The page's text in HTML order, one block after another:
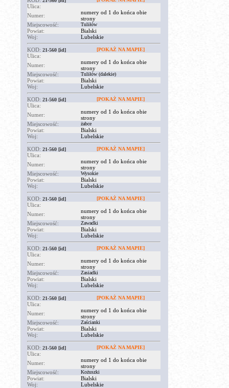
Ulica:
Numer:
numery od 1 do końca obie
strony
Miejscowość:
Tuliłów
Powiat:
Bialski
Woj:
Lubelskie
KOD: 21-560 [id] [POKAŻ NA MAPIE]
Ulica:
Numer:
numery od 1 do końca obie
strony
Miejscowość:
Tuliłów (dalekie)
Powiat:
Bialski
Woj:
Lubelskie
KOD: 21-560 [id] [POKAŻ NA MAPIE]
Ulica:
Numer:
numery od 1 do końca obie
strony
Miejscowość:
żabce
Powiat:
Bialski
Woj:
Lubelskie
KOD: 21-560 [id] [POKAŻ NA MAPIE]
Ulica:
Numer:
numery od 1 do końca obie
strony
Miejscowość:
Wysokie
Powiat:
Bialski
Woj:
Lubelskie
KOD: 21-560 [id] [POKAŻ NA MAPIE]
Ulica:
Numer:
numery od 1 do końca obie
strony
Miejscowość:
Zawadki
Powiat:
Bialski
Woj:
Lubelskie
KOD: 21-560 [id] [POKAŻ NA MAPIE]
Ulica:
Numer:
numery od 1 do końca obie
strony
Miejscowość:
Zasiadki
Powiat:
Bialski
Woj:
Lubelskie
KOD: 21-560 [id] [POKAŻ NA MAPIE]
Ulica:
Numer:
numery od 1 do końca obie
strony
Miejscowość:
Zaścianki
Powiat:
Bialski
Woj:
Lubelskie
KOD: 21-560 [id] [POKAŻ NA MAPIE]
Ulica:
Numer:
numery od 1 do końca obie
strony
Miejscowość:
Kożuszki
Powiat:
Bialski
Woj:
Lubelskie